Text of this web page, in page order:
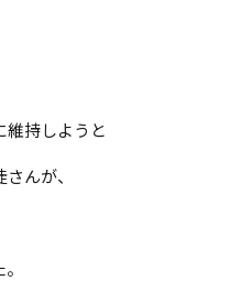
維持しようと
んが、